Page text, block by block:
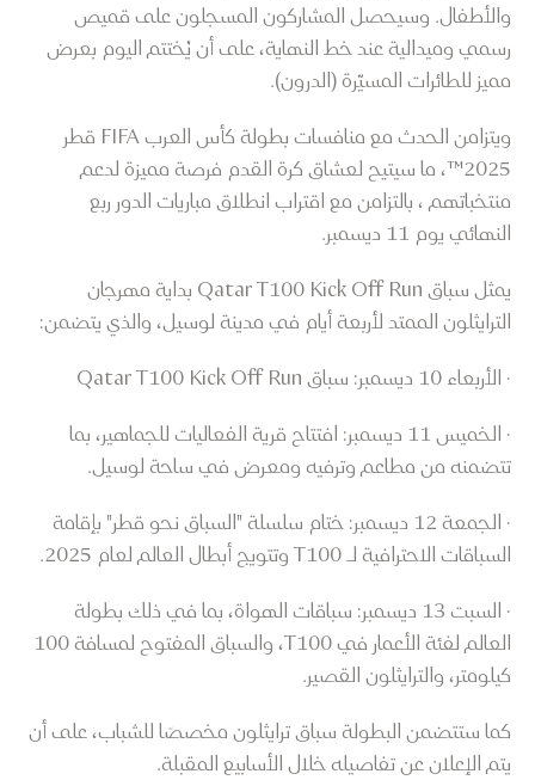
والأطفال. وسيحصل المشاركون المسجلون على قميص
رسمي وميدالية عند خط النهاية، على أن يُختتم اليوم بعرض
مميز للطائرات المسيّرة (الدرون).
ويتزامن الحدث مع منافسات بطولة كأس العرب FIFA قطر
2025™، ما سيتيح لعشاق كرة القدم فرصة مميزة لدعم
منتخباتهم ، بالتزامن مع اقتراب انطلاق مباريات الدور ربع
النهائي يوم 11 ديسمبر.
يمثل سباق Qatar T100 Kick Off Run بداية مهرجان
الترايثلون الممتد لأربعة أيام في مدينة لوسيل، والذي يتضمن:
· الأربعاء 10 ديسمبر: سباق Qatar T100 Kick Off Run
· الخميس 11 ديسمبر: افتتاح قرية الفعاليات للجماهير، بما
تتضمنه من مطاعم وترفيه ومعرض في ساحة لوسيل.
· الجمعة 12 ديسمبر: ختام سلسلة "السباق نحو قطر" بإقامة
السباقات الاحترافية لـ T100 وتتويج أبطال العالم لعام 2025.
· السبت 13 ديسمبر: سباقات الهواة، بما في ذلك بطولة
العالم لفئة الأعمار في T100، والسباق المفتوح لمسافة 100
كيلومتر، والترايثلون القصير.
كما ستتضمن البطولة سباق ترايثلون مخصصًا للشباب، على أن
يتم الإعلان عن تفاصيله خلال الأسابيع المقبلة.